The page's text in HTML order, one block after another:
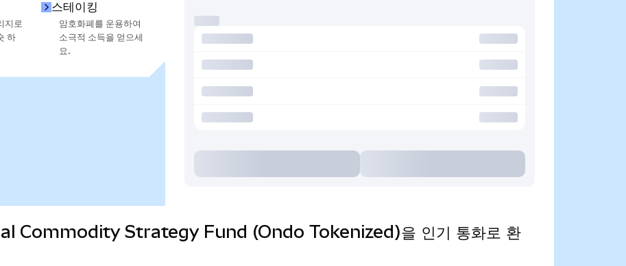
지로
하
스테이킹
암호화폐를 운용하여
소극적 소득을 얻으세
요.
Commodity Strategy Fund (Ondo Tokenized)을 인기 통화로 환